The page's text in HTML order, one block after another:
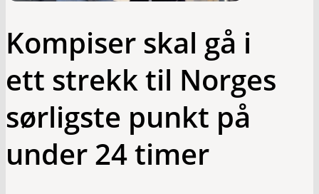
Kompiser skal gå i
ett strekk til Norges
sørligste punkt på
under 24 timer